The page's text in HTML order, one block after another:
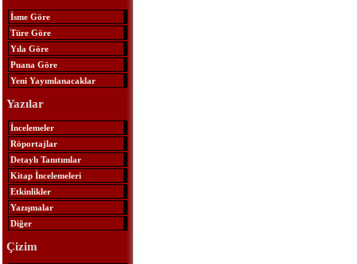
İsme Göre
Türe Göre
Yıla Göre
Puana Göre
Yeni Yayımlanacaklar
Yazılar
İncelemeler
Röportajlar
Detaylı Tanıtımlar
Kitap İncelemeleri
Etkinlikler
Yazışmalar
Diğer
Çizim